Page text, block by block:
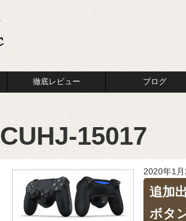
徹底レビュー ブログ
CUHJ-15017
2020年1月
追加
ボタ